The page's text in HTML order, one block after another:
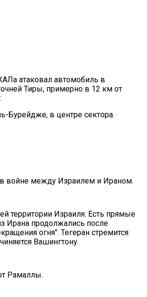
атаковал автомобиль в
Тиры, примерно в 12 км от
Бурейдже, в центре сектора.
войне между Израилем и Ираном.
территории Израиля. Есть прямые
Ирана продолжались после
огня". Тегеран стремится
Вашингтону.
Рамаллы.